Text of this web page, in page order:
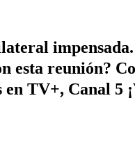
esta reunión?
en TV+, Canal 5